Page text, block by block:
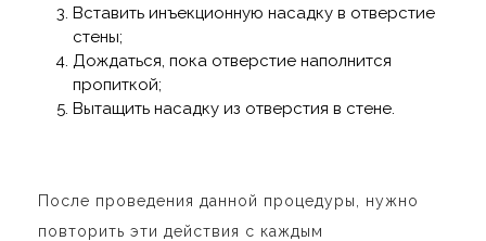
Вставить инъекционную насадку в отверстие
стены;
Дождаться, пока отверстие наполнится
пропиткой;
Вытащить насадку из отверстия в стене.
После проведения данной процедуры, нужно
повторить эти действия с каждым